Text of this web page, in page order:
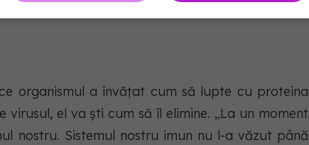
organismul a învățat cum să lupte cu proteina
el va ști cum să îl elimine. „La un moment
nostru. Sistemul nostru imun nu l-a văzut până